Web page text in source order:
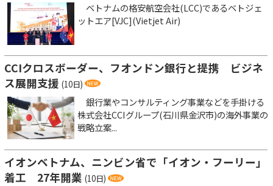
ベトナムの格安航空会社(LCC)であるベトジェ
ットエア[VJC](Vietjet Air)
CCIクロスボーダー、フオンドン銀行と提携 ビジネ
ス展開支援 (10日)
銀行業やコンサルティング事業などを手掛ける
株式会社CCIグループ(石川県金沢市)の海外事業の
戦略立案...
イオンベトナム、ニンビン省で「イオン・フーリー」
着工 27年開業 (10日)